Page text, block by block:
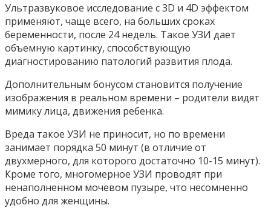
Ультразвуковое исследование с 3D и 4D эффектом
применяют, чаще всего, на больших сроках
беременности, после 24 недель. Такое УЗИ дает
объемную картинку, способствующую
диагностированию патологий развития плода.
Дополнительным бонусом становится получение
изображения в реальном времени – родители видят
мимику лица, движения ребенка.
Вреда такое УЗИ не приносит, но по времени
занимает порядка 50 минут (в отличие от
двухмерного, для которого достаточно 10-15 минут).
Кроме того, многомерное УЗИ проводят при
ненаполненном мочевом пузыре, что несомненно
удобно для женщины.